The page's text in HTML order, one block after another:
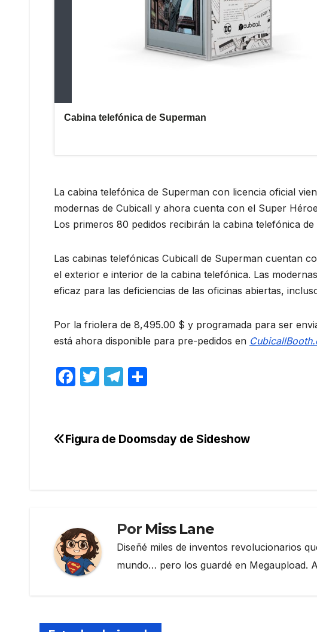
La cabina telefónica de Superman con licencia oficial
modernas de Cubicall y ahora cuenta con el Super
Los primeros 80 pedidos recibirán la cabina telefónica
Las cabinas telefónicas Cubicall de Superman cuentan
el exterior e interior de la cabina telefónica. Las
eficaz para las deficiencias de las oficinas abiertas,
Por la friolera de 8,495.00 $ y programada para ser
está ahora disponible para pre-pedidos en
F
e
b
T
er
T
gr p
Navegación
Figura de Doomsday de Sideshow
Por Miss Lane
Diseñé miles de inventos revolucionarios
mundo… pero los guardé en Megaupload.